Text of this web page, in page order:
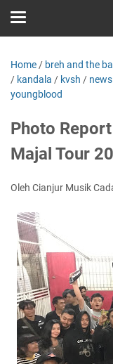
Home / breh and the
/ kandala / kvsh / news
youngblood
Photo
Majal Tour
Oleh Cianjur Musik